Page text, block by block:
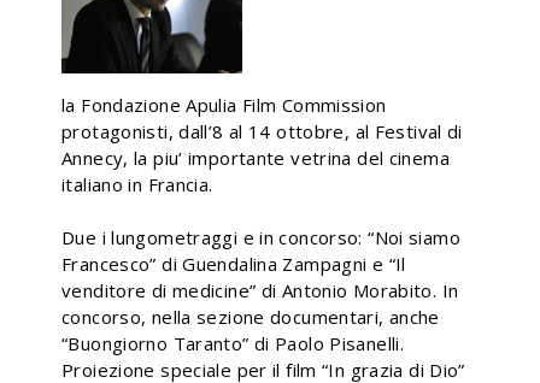
la Fondazione Apulia Film Commission
protagonisti, dall’8 al 14 ottobre, al Festival di
Annecy, la piu’ importante vetrina del cinema
italiano in Francia.
Due i lungometraggi e in concorso: “Noi siamo
Francesco” di Guendalina Zampagni e “Il
venditore di medicine” di Antonio Morabito. In
concorso, nella sezione documentari, anche
“Buongiorno Taranto” di Paolo Pisanelli.
Proiezione speciale per il film “In grazia di Dio”